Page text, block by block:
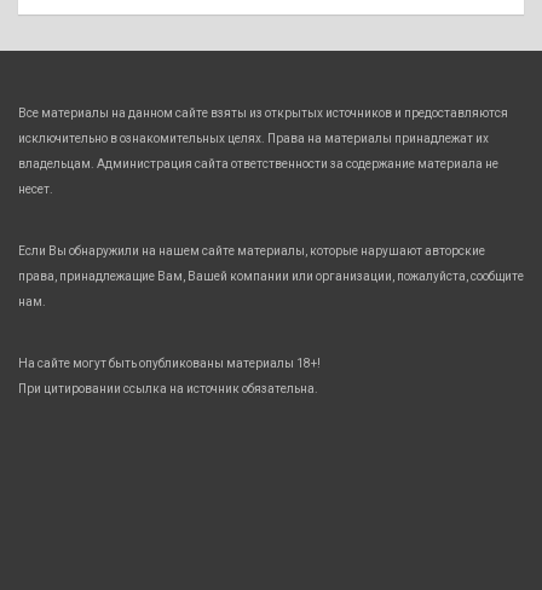
Все материалы на данном сайте взяты из открытых источников и предоставляются
исключительно в ознакомительных целях. Права на материалы принадлежат их
владельцам. Администрация сайта ответственности за содержание материала не
несет.
Если Вы обнаружили на нашем сайте материалы, которые нарушают авторские
права, принадлежащие Вам, Вашей компании или организации, пожалуйста, сообщите
нам.
На сайте могут быть опубликованы материалы 18+!
При цитировании ссылка на источник обязательна.